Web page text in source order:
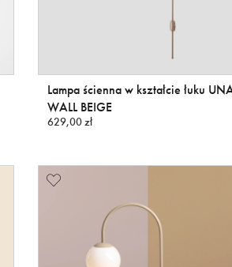
Lampa ścienna w kształcie łuku
WALL BEIGE
629,00 zł